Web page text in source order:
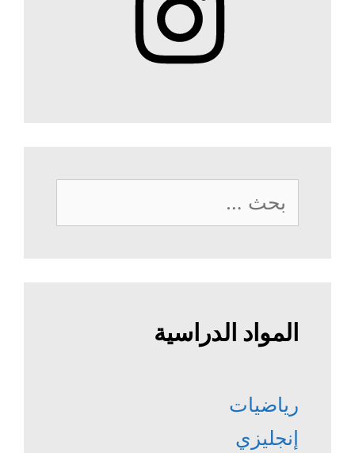
البحث
عن:
المواد الدراسية
رياضيات
إنجليزي